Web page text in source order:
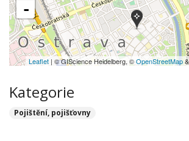
-
Leaflet | © GIScience Heidelberg, ©OpenStreetMap
Kategorie
Pojištění, pojišťovny